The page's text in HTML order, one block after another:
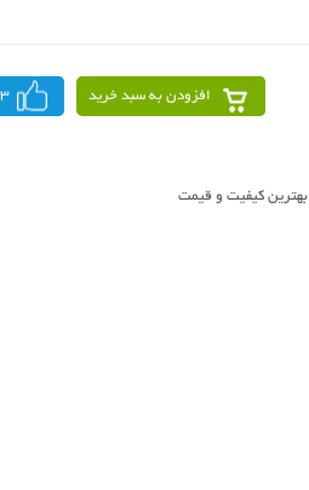
افزودن به سبد خرید
بهترین کیفیت و قیمت